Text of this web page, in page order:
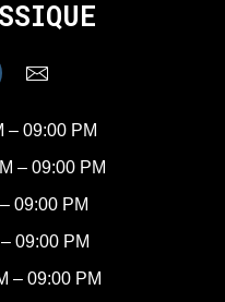
– 09:00 PM
– 09:00 PM
09:00 PM
09:00 PM
– 09:00 PM